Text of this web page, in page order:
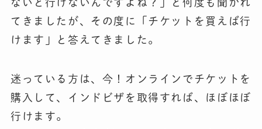
てきましたが、その度に「チケットを買えば行
けます」と答えてきました。
迷っている方は、今！オンラインでチケットを
購入して、インドビザを取得すれば、ほぼほぼ
行けます。